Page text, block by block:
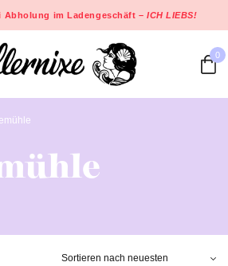
Abholung im Ladengeschäft –ICH LIEBS!
0